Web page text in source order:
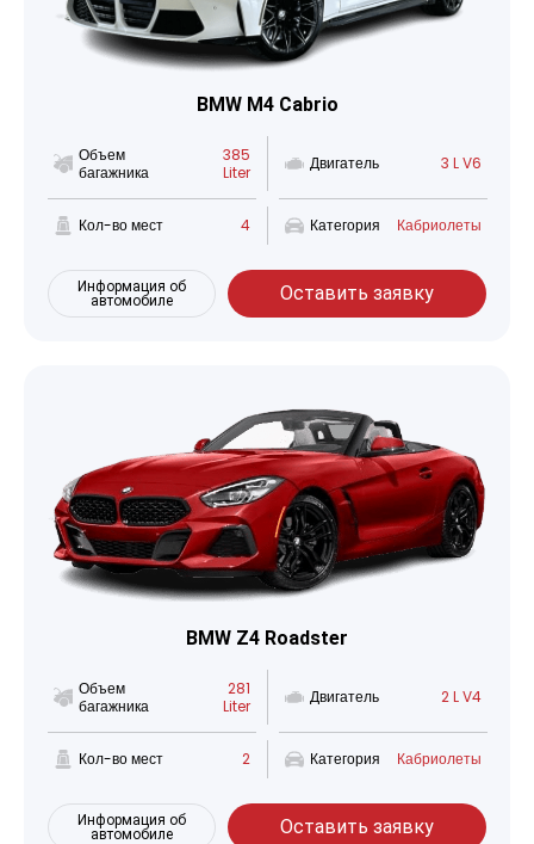
BMW M4 Cabrio
Объем
багажника
385
Liter
Двигатель 3 L V6
Кол-во мест 4 Категория Кабриолеты
Информация об
автомобиле
Оставить заявку
BMW Z4 Roadster
Объем
багажника
281
Liter
Двигатель 2 L V4
Кол-во мест 2 Категория Кабриолеты
Информация об
автомобиле
Оставить заявку